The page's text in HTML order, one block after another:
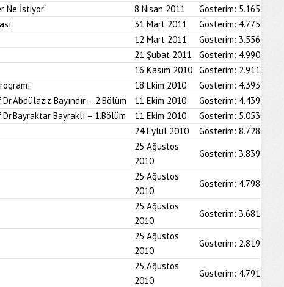
Ne İstiyor” 8 Nisan 2011 Gösterim: 5.165
31 Mart 2011 Gösterim: 4.775
12 Mart 2011 Gösterim: 3.556
21 Şubat 2011 Gösterim: 4.990
16 Kasım 2010 Gösterim: 2.911
18 Ekim 2010 Gösterim: 4.393
Bayındır – 2.Bölüm 11 Ekim 2010 Gösterim: 4.439
Bayraklı – 1.Bölüm 11 Ekim 2010 Gösterim: 5.053
24 Eylül 2010 Gösterim: 8.728
25 Ağustos
2010
Gösterim: 3.839
25 Ağustos
2010
Gösterim: 4.798
25 Ağustos
2010
Gösterim: 3.681
25 Ağustos
2010
Gösterim: 2.819
25 Ağustos
2010
Gösterim: 4.791